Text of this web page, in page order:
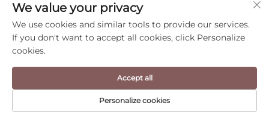
IKUTI KAMI
Copyright © Shenzhen CyGedin Package Ltd All Rights
Reserved -Dasar Privasi
We value your privacy
We use cookies and similar tools to provide our services.
If you don't want to accept all cookies, click Personalize
cookies.
Personalize cookies
Accept all